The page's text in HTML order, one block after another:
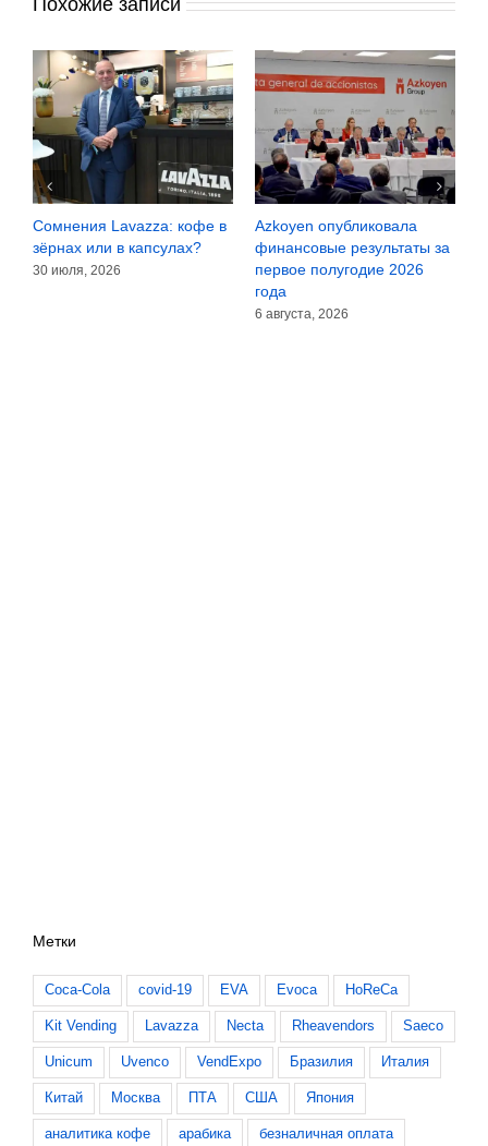
Похожие записи
Сомнения Lavazza: кофе в
зёрнах или в капсулах?
30 июля, 2026
Azkoyen опубликовала
финансовые результаты за
первое полугодие 2026
года
6 августа, 2026
Метки
Coca-Cola covid-19 EVA Evoca HoReCa
Kit Vending Lavazza Necta Rheavendors Saeco
Unicum Uvenco VendExpo Бразилия Италия
Китай Москва ПТА США Япония
аналитика кофе арабика безналичная оплата